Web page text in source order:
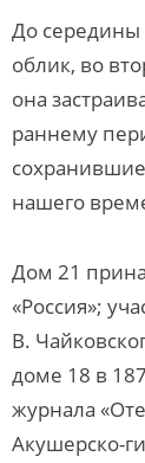
До середины
облик, во
она
раннему
нашего
Дом 21
«Россия»;
В.
доме 18 в
журнала
Акушерско-